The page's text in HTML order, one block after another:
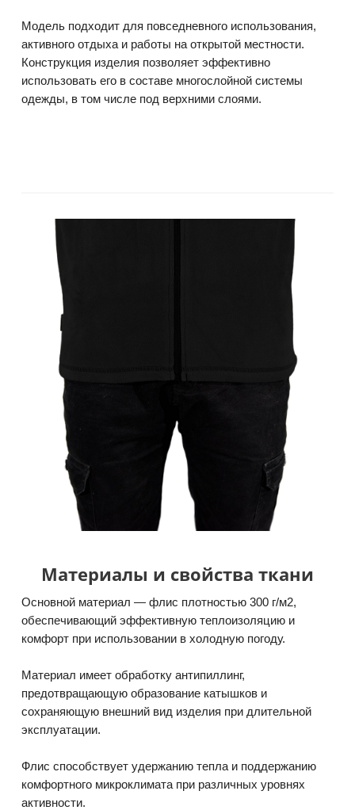
Модель подходит для повседневного использования,
активного отдыха и работы на открытой местности.
Конструкция изделия позволяет эффективно
использовать его в составе многослойной системы
одежды, в том числе под верхними слоями.
Материалы и свойства ткани
Основной материал — флис плотностью 300 г/м2,
обеспечивающий эффективную теплоизоляцию и
комфорт при использовании в холодную погоду.
Материал имеет обработку антипиллинг,
предотвращающую образование катышков и
сохраняющую внешний вид изделия при длительной
эксплуатации.
Флис способствует удержанию тепла и поддержанию
комфортного микроклимата при различных уровнях
активности.